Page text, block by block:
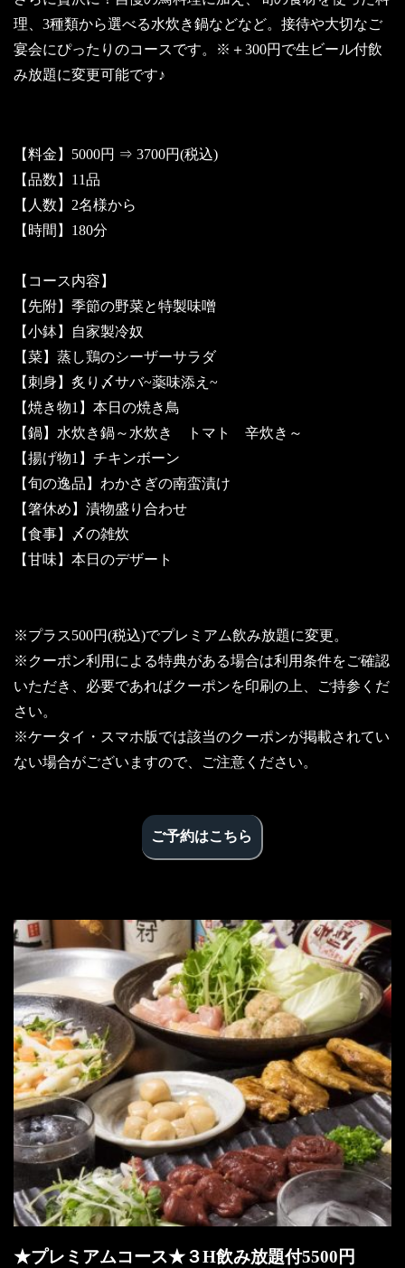
理、3種類から選べる水炊き鍋などなど。接待や大切なご
宴会にぴったりのコースです。※＋300円で生ビール付飲
み放題に変更可能です♪
【料金】5000円 ⇒ 3700円(税込)
【品数】11品
【人数】2名様から
【時間】180分
【コース内容】
【先附】季節の野菜と特製味噌
【小鉢】自家製冷奴
【菜】蒸し鶏のシーザーサラダ
【刺身】炙り〆サバ~薬味添え~
【焼き物1】本日の焼き鳥
【鍋】水炊き鍋～水炊き トマト 辛炊き～
【揚げ物1】チキンボーン
【旬の逸品】わかさぎの南蛮漬け
【箸休め】漬物盛り合わせ
【食事】〆の雑炊
【甘味】本日のデザート
※プラス500円(税込)でプレミアム飲み放題に変更。
※クーポン利用による特典がある場合は利用条件をご確認
いただき、必要であればクーポンを印刷の上、ご持参くだ
さい。
※ケータイ・スマホ版では該当のクーポンが掲載されてい
ない場合がございますので、ご注意ください。
ご予約はこちら
★プレミアムコース★３H飲み放題付5500円